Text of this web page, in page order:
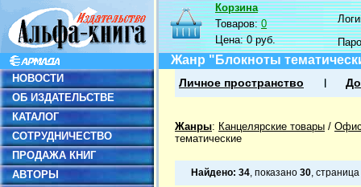
НОВОСТИ
ОБ ИЗДАТЕЛЬСТВЕ
КАТАЛОГ
СОТРУДНИЧЕСТВО
ПРОДАЖА КНИГ
АВТОРЫ
Корзина
Товаров:0
Цена:0 руб.
Жанр "Блокноты
Личное пространство
Жанры: Канцелярские товары /
тематические
Найдено: 34, показано 30, страница